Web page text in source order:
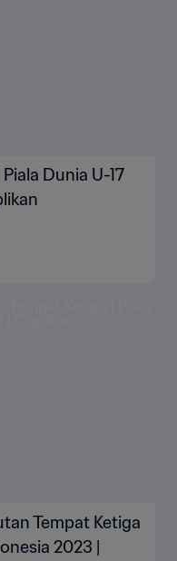
Dunia U-17
Tempat Ketiga
2023 |